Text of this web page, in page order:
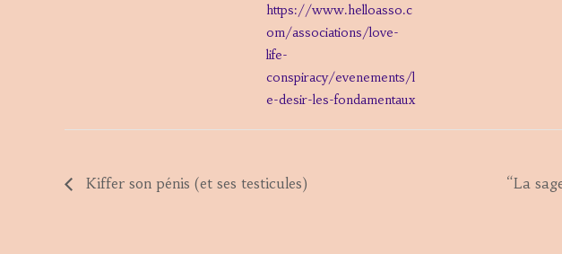
https://www.helloasso.c
om/associations/love-
life-
conspiracy/evenements/l
e-desir-les-fondamentaux
Kiffer son pénis (et ses testicules) “La